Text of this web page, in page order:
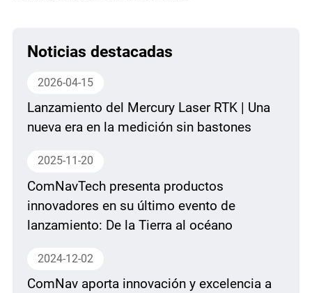
Noticias destacadas
2026-04-15
Lanzamiento del Mercury Laser RTK | Una
nueva era en la medición sin bastones
2025-11-20
ComNavTech presenta productos
innovadores en su último evento de
lanzamiento: De la Tierra al océano
2024-12-02
ComNav aporta innovación y excelencia a